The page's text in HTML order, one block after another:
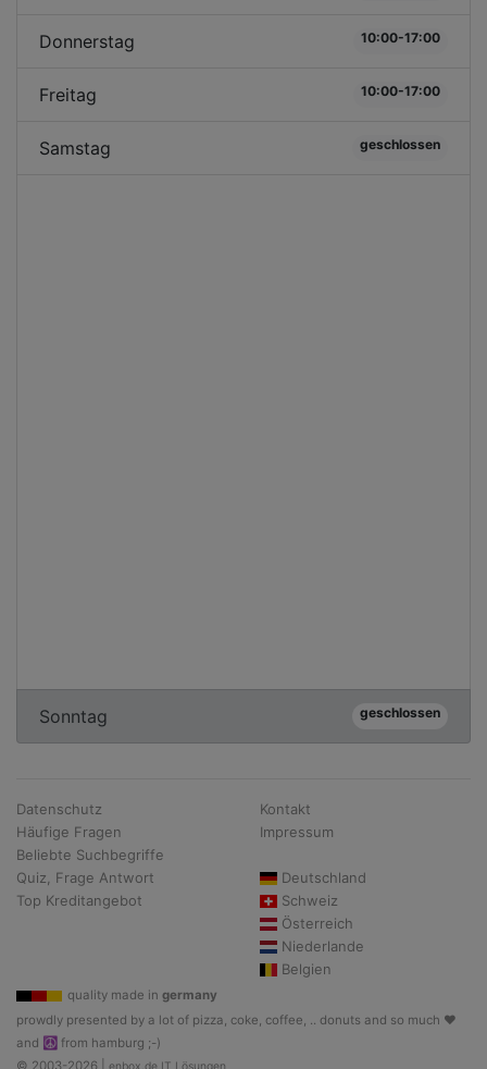
Donnerstag 10:00-17:00
Freitag 10:00-17:00
Samstag geschlossen
Sonntag geschlossen
Datenschutz
Häufige Fragen
Beliebte Suchbegriffe
Quiz, Frage Antwort
Top Kreditangebot
Kontakt
Impressum
Deutschland
Schweiz
Österreich
Niederlande
Belgien
quality made in germany
prowdly presented by a lot of pizza, coke, coffee, .. donuts and so much ♥
and ☮ from hamburg ;-)
© 2003-2026 |